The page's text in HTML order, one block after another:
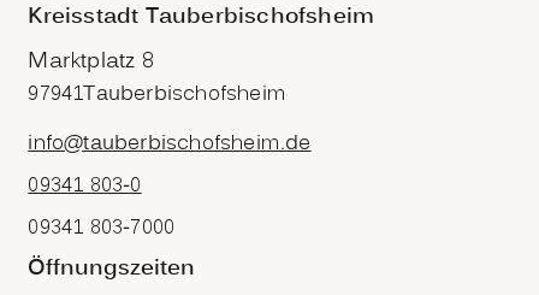
Kreisstadt Tauberbischofsheim
Marktplatz 8
97941Tauberbischofsheim
info@tauberbischofsheim.de
09341 803-0
09341 803-7000
Öffnungszeiten